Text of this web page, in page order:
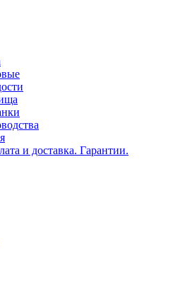
и доставка. Гарантии.